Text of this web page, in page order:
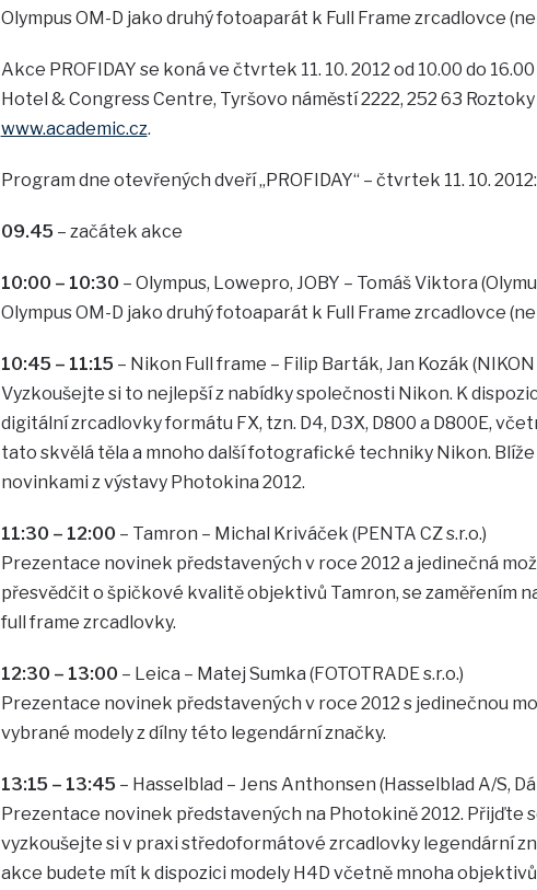
Olympus OM-D jako druhý fotoaparát k Full Frame zrcadlovce
Akce PROFIDAY se koná ve čtvrtek 11. 10. 2012 od 10.00 do
Hotel & Congress Centre, Tyršovo náměstí 2222, 252 63
www.academic.cz.
Program dne otevřených dveří „PROFIDAY“ – čtvrtek 11. 10. 2012:
09.45 – začátek akce
10:00 – 10:30 – Olympus, Lowepro, JOBY – Tomáš Viktora
Olympus OM-D jako druhý fotoaparát k Full Frame zrcadlovce
10:45 – 11:15 – Nikon Full frame – Filip Barták, Jan Kozák (NIKON
Vyzkoušejte si to nejlepší z nabídky společnosti Nikon. K
digitální zrcadlovky formátu FX, tzn. D4, D3X, D800 a D800E,
tato skvělá těla a mnoho další fotografické techniky Nikon. Blíže
novinkami z výstavy Photokina 2012.
11:30 – 12:00 – Tamron – Michal Kriváček (PENTA CZ s.r.o.)
Prezentace novinek představených v roce 2012 a jedinečná
přesvědčit o špičkové kvalitě objektivů Tamron, se zaměřením
full frame zrcadlovky.
12:30 – 13:00 – Leica – Matej Sumka (FOTOTRADE s.r.o.)
Prezentace novinek představených v roce 2012 s jedinečnou
vybrané modely z dílny této legendární značky.
13:15 – 13:45 – Hasselblad – Jens Anthonsen (Hasselblad A/S,
Prezentace novinek představených na Photokině 2012. Přijďte
vyzkoušejte si v praxi středoformátové zrcadlovky legendární
akce budete mít k dispozici modely H4D včetně mnoha